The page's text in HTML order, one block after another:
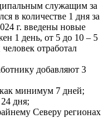
служащим за
в количестве 1 дня за
г. введены новые
1 день, от 5 до 10 – 5
отработал
добавляют 3
минимум 7 дней;
дня;
Северу регионах